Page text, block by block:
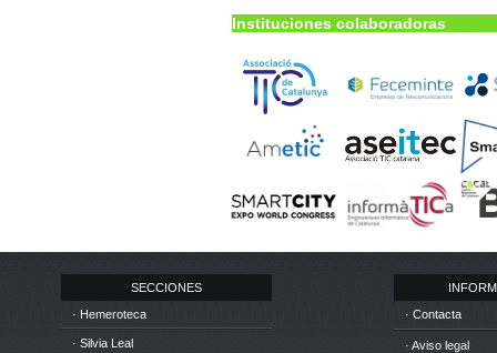
Instituciones colaboradoras
SECCIONES
· Hemeroteca
· Silvia Leal
· Contacta
· Aviso legal